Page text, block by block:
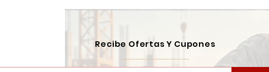
Recibe Ofertas Y Cupones